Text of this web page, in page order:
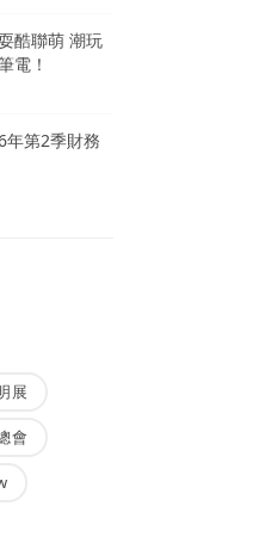
酷聯萌 潮玩
電！
年第2季財務
展
會